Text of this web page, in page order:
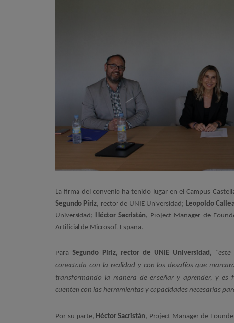
La firma del convenio ha tenido lugar en el Campus
Segundo Píriz, rector de UNIE Universidad; Leopoldo
Universidad; Héctor Sacristán, Project Manager de
Artificial de Microsoft España.
Para Segundo Píriz, rector de UNIE Universidad,
conectada con la realidad y con los desafíos que
transformando la manera de enseñar y aprender, y es
cuenten con las herramientas y capacidades necesarias
Por su parte, Héctor Sacristán, Project Manager de